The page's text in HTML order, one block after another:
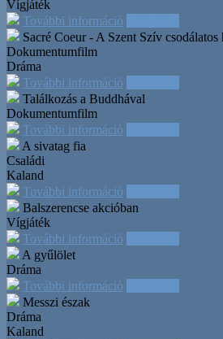
Vígjáték
További információ
Sacré Coeur - A Szent Szív csodálatos
Dokumentumfilm
Dráma
További információ
Találkozás a Buddhával
Dokumentumfilm
További információ
A sivatag fia
Családi
Kaland
További információ
Balszerencse akcióban
Vígjáték
További információ
A gyűlölet
Dráma
További információ
Messzi észak
Dráma
Kaland